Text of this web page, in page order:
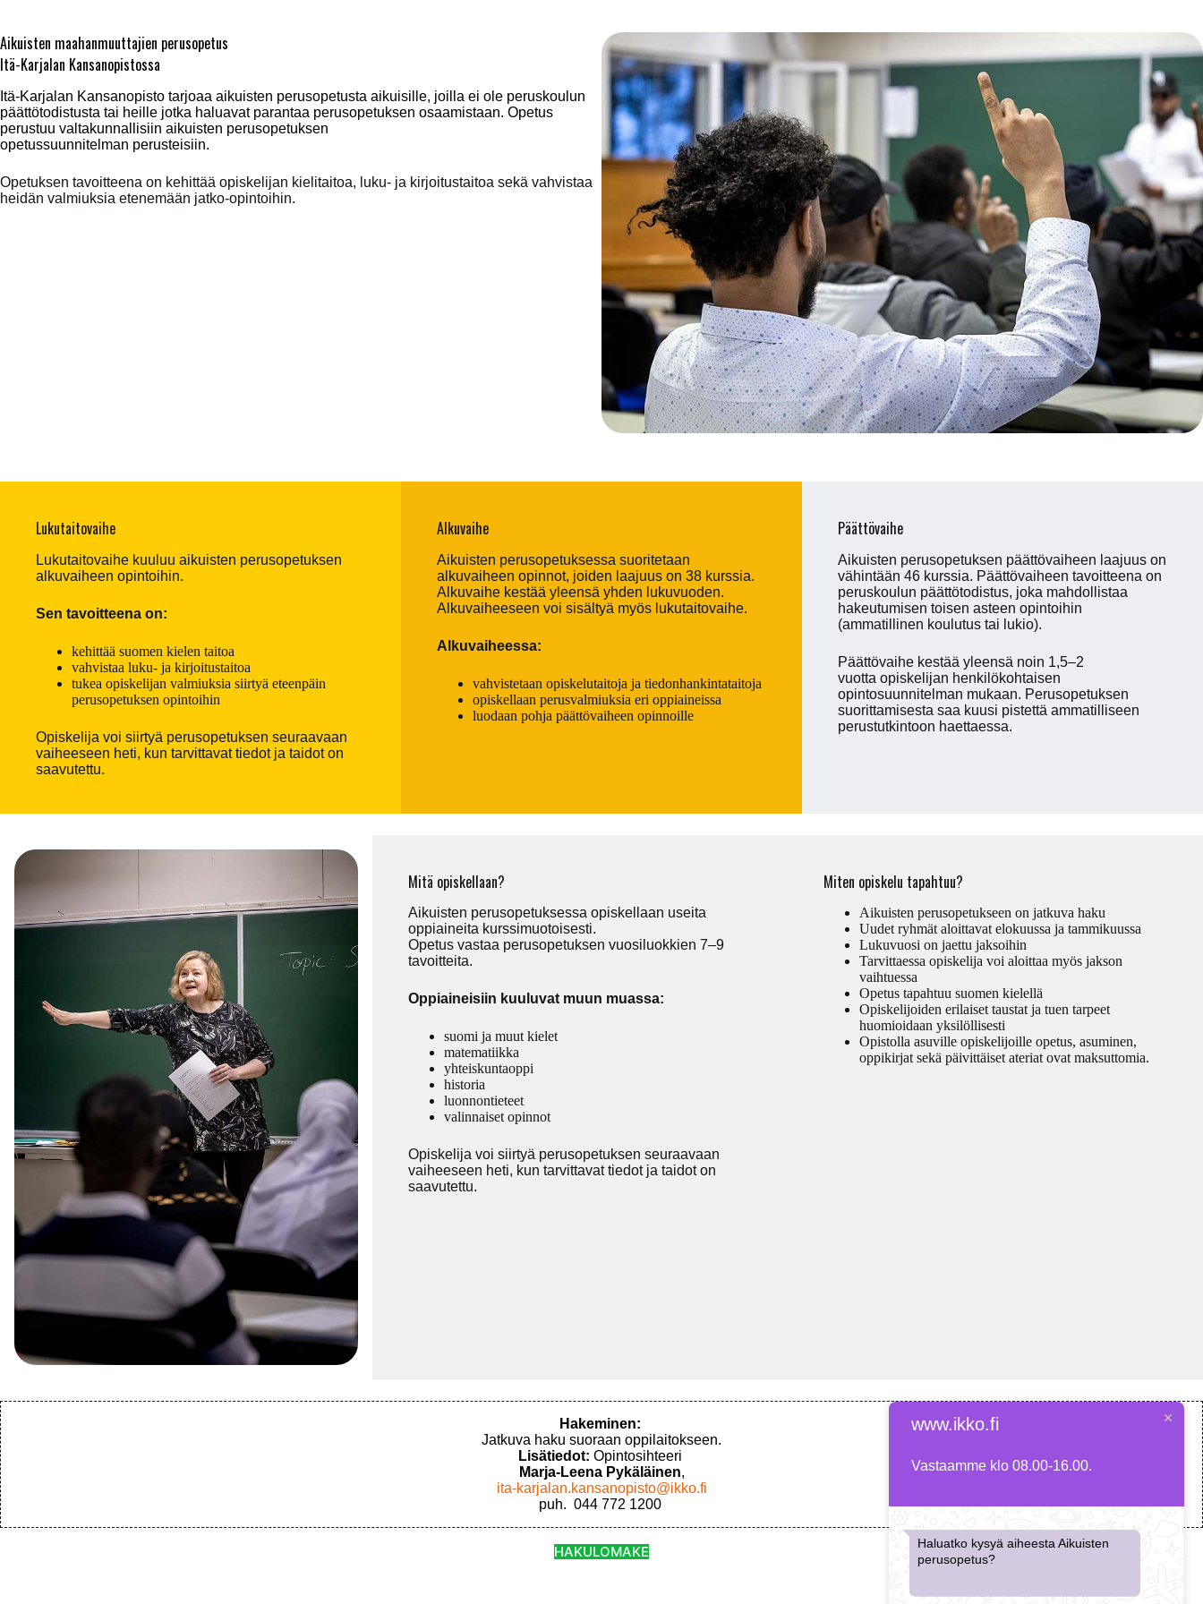
Aikuisten maahanmuuttajien perusopetus
Itä-Karjalan Kansanopistossa
Itä-Karjalan Kansanopisto tarjoaa aikuisten perusopetusta aikuisille, joilla ei ole peruskoulun
päättötodistusta tai heille jotka haluavat parantaa perusopetuksen osaamistaan. Opetus
perustuu valtakunnallisiin aikuisten perusopetuksen
opetussuunnitelman perusteisiin.
Opetuksen tavoitteena on kehittää opiskelijan kielitaitoa, luku- ja kirjoitustaitoa sekä vahvistaa
heidän valmiuksia etenemään jatko-opintoihin.
Lukutaitovaihe
Lukutaitovaihe kuuluu aikuisten perusopetuksen
alkuvaiheen opintoihin.
Sen tavoitteena on:
kehittää suomen kielen taitoa
vahvistaa luku- ja kirjoitustaitoa
tukea opiskelijan valmiuksia siirtyä eteenpäin
perusopetuksen opintoihin
Opiskelija voi siirtyä perusopetuksen seuraavaan
vaiheeseen heti, kun tarvittavat tiedot ja taidot on
saavutettu.
Alkuvaihe
Aikuisten perusopetuksessa suoritetaan
alkuvaiheen opinnot, joiden laajuus on 38 kurssia.
Alkuvaihe kestää yleensä yhden lukuvuoden.
Alkuvaiheeseen voi sisältyä myös lukutaitovaihe.
Alkuvaiheessa:
vahvistetaan opiskelutaitoja ja tiedonhankintataitoja
opiskellaan perusvalmiuksia eri oppiaineissa
luodaan pohja päättövaiheen opinnoille
Päättövaihe
Aikuisten perusopetuksen päättövaiheen laajuus on
vähintään 46 kurssia. Päättövaiheen tavoitteena on
peruskoulun päättötodistus, joka mahdollistaa
hakeutumisen toisen asteen opintoihin
(ammatillinen koulutus tai lukio).
Päättövaihe kestää yleensä noin 1,5–2
vuotta opiskelijan henkilökohtaisen
opintosuunnitelman mukaan. Perusopetuksen
suorittamisesta saa kuusi pistettä ammatilliseen
perustutkintoon haettaessa.
Mitä opiskellaan?
Aikuisten perusopetuksessa opiskellaan useita
oppiaineita kurssimuotoisesti.
Opetus vastaa perusopetuksen vuosiluokkien 7–9
tavoitteita.
Oppiaineisiin kuuluvat muun muassa:
suomi ja muut kielet
matematiikka
yhteiskuntaoppi
historia
luonnontieteet
valinnaiset opinnot
Opiskelija voi siirtyä perusopetuksen seuraavaan
vaiheeseen heti, kun tarvittavat tiedot ja taidot on
saavutettu.
Miten opiskelu tapahtuu?
Aikuisten perusopetukseen on jatkuva haku
Uudet ryhmät aloittavat elokuussa ja tammikuussa
Lukuvuosi on jaettu jaksoihin
Tarvittaessa opiskelija voi aloittaa myös jakson
vaihtuessa
Opetus tapahtuu suomen kielellä
Opiskelijoiden erilaiset taustat ja tuen tarpeet
huomioidaan yksilöllisesti
Opistolla asuville opiskelijoille opetus, asuminen,
oppikirjat sekä päivittäiset ateriat ovat maksuttomia.
Hakeminen:
Jatkuva haku suoraan oppilaitokseen.
Lisätiedot: Opintosihteeri
Marja-Leena Pykäläinen,
ita-karjalan.kansanopisto@ikko.fi
puh. 044 772 1200
HAKULOMAKE
www.ikko.fi
Vastaamme klo 08.00-16.00.
Haluatko kysyä aiheesta Aikuisten
perusopetus?